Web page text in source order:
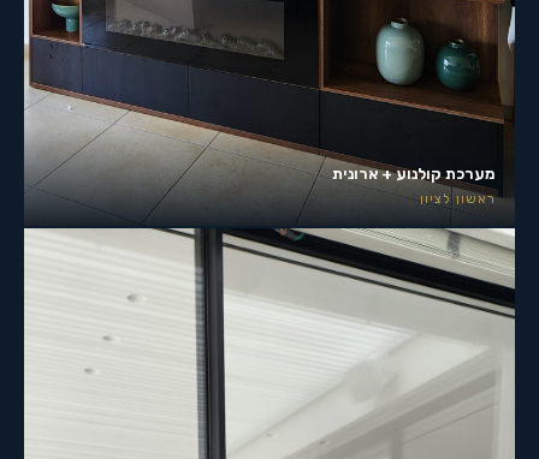
מערכת קולנוע + ארונית
ראשון לציון